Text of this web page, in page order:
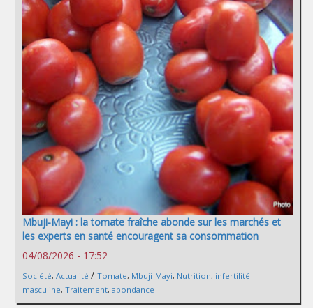
Mbuji-Mayi : la tomate fraîche abonde sur les marchés et
les experts en santé encouragent sa consommation
04/08/2026 - 17:52
Société, Actualité / Tomate, Mbuji-Mayi, Nutrition, infertilité
masculine, Traitement, abondance